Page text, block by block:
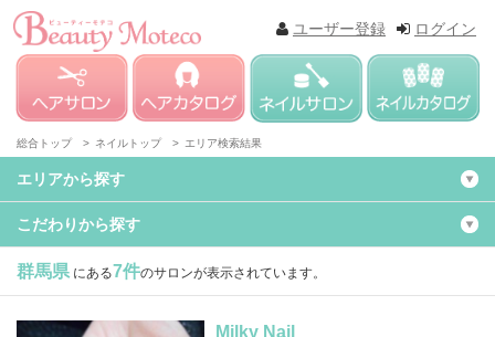
ログイン
ユーザー登録
総合トップ > ネイルトップ > エリア検索結果
エリアから探す
こだわりから探す
群馬県にある7件のサロンが表示されています。
Milky Nail